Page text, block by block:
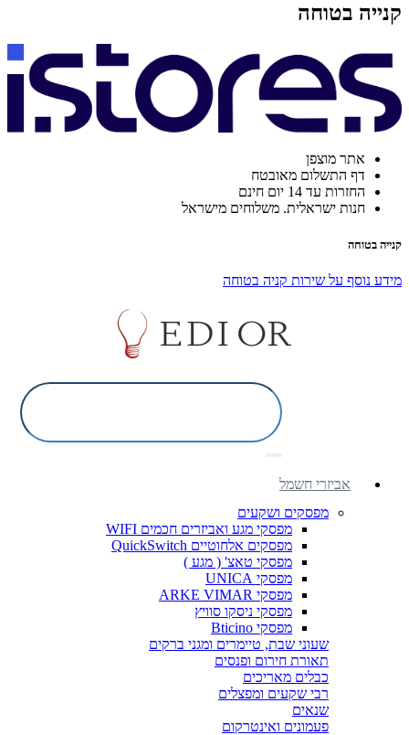
קנייה בטוחה
אתר מוצפן
דף התשלום מאובטח
החזרות עד 14 יום חינם
חנות ישראלית. משלוחים מישראל
קנייה בטוחה
מידע נוסף על שירות קניה בטוחה
אביזרי חשמל
מפסקים ושקעים
מפסקי מגע ואביזרים חכמים WIFI
מפסקים אלחוטיים QuickSwitch
מפסקי טאצ' ( מגע )
מפסקי UNICA
מפסקי ARKE VIMAR
מפסקי ניסקו סוויץ
מפסקי Bticino
שעוני שבת, טיימרים ומגני ברקים
תאורת חירום ופנסים
כבלים מאריכים
רבי שקעים ומפצלים
שנאים
פעמונים ואינטרקום